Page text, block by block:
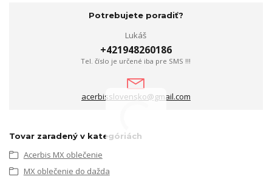
Potrebujete poradiť?
Lukáš
+421948260186
Tel. číslo je určené iba pre SMS !!!
acerbisslovensko@gmail.com
Tovar zaradený v kategóriách
Acerbis MX oblečenie
MX oblečenie do dažda